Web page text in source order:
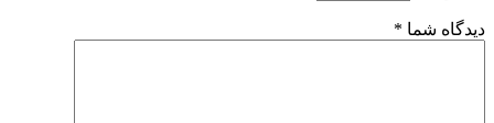
دیدگاه شما *